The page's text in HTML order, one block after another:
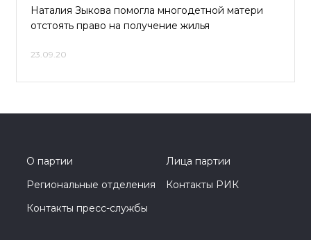
Наталия Зыкова помогла многодетной матери
отстоять право на получение жилья
23.09.20
О партии
Лица партии
Региональные отделения
Контакты РИК
Контакты пресс-службы